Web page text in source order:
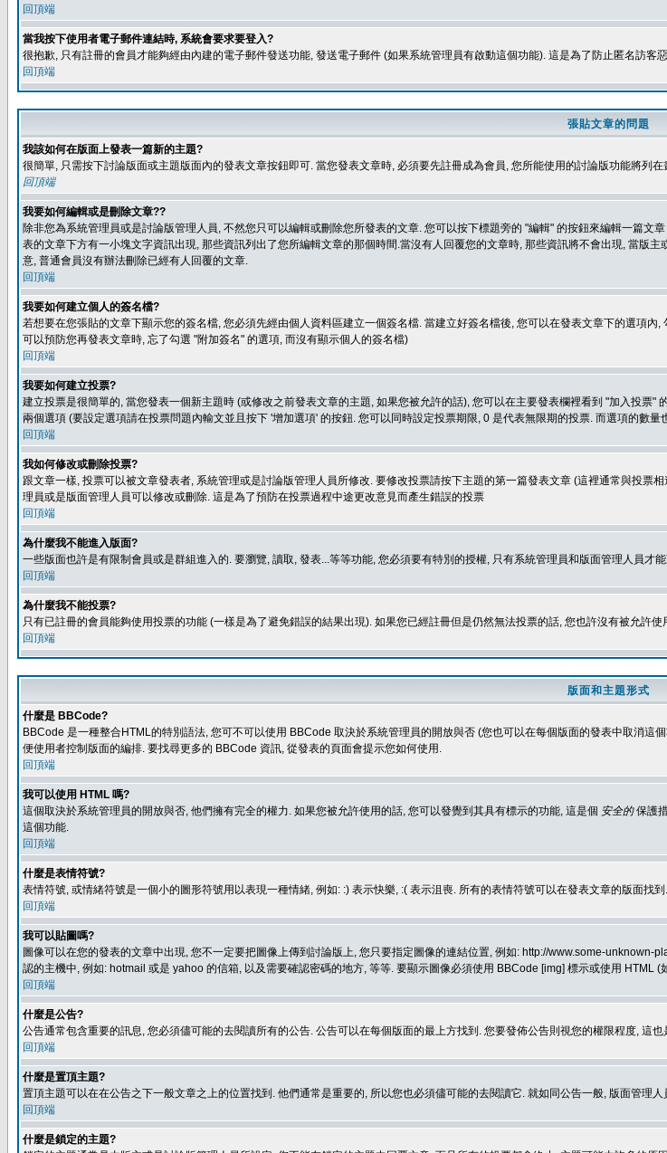
回頂端
當我按下使用者電子郵件連結時, 系統會要求要登入?
很抱歉, 只有註冊的會員才能夠經由內建的電子郵件發送功能, 發送電子郵件 (如果系統管理員有啟動這個功能). 這是為了防止匿名訪客
回頂端
張貼文章的問題
我該如何在版面上發表一篇新的主題?
很簡單, 只需按下討論版面或主題版面內的發表文章按鈕即可. 當您發表文章時, 必須要先註冊成為會員, 您所能使用的討論版功能將列在
回頂端
我要如何編輯或是刪除文章??
除非您為系統管理員或是討論版管理人員, 不然您只可以編輯或刪除您所發表的文章. 您可以按下標題旁的 "編輯" 的按鈕來編輯一篇
表的文章下方有一小塊文字資訊出現, 那些資訊列出了您所編輯文章的那個時間.當沒有人回覆您的文章時, 那些資訊將不會出現, 當版
意, 普通會員沒有辦法刪除已經有人回覆的文章.
回頂端
我要如何建立個人的簽名檔?
若想要在您張貼的文章下顯示您的簽名檔, 您必須先經由個人資料區建立一個簽名檔. 當建立好簽名檔後, 您可以在發表文章下的選項內,
可以預防您再發表文章時, 忘了勾選 "附加簽名" 的選項, 而沒有顯示個人的簽名檔)
回頂端
我要如何建立投票?
建立投票是很簡單的, 當您發表一個新主題時 (或修改之前發表文章的主題, 如果您被允許的話), 您可以在主要發表欄裡看到 "加入投
兩個選項 (要設定選項請在投票問題內輸文並且按下 '增加選項' 的按鈕. 您可以同時設定投票期限, 0 是代表無限期的投票. 而選項的數量
回頂端
我如何修改或刪除投票?
跟文章一樣, 投票可以被文章發表者, 系統管理或是討論版管理人員所修改. 要修改投票請按下主題的第一篇發表文章 (這裡通常與投
理員或是版面管理人員可以修改或刪除. 這是為了預防在投票過程中途更改意見而產生錯誤的投票
回頂端
為什麼我不能進入版面?
一些版面也許是有限制會員或是群組進入的. 要瀏覽, 讀取, 發表...等等功能, 您必須要有特別的授權, 只有系統管理員和版面管理人員才
回頂端
為什麼我不能投票?
只有已註冊的會員能夠使用投票的功能 (一樣是為了避免錯誤的結果出現). 如果您已經註冊但是仍然無法投票的話, 您也許沒有被允許使
回頂端
版面和主題形式
什麼是 BBCode?
BBCode 是一種整合HTML的特別語法, 您可不可以使用 BBCode 取決於系統管理員的開放與否 (您也可以在每個版面的發表中取消
便使用者控制版面的編排. 要找尋更多的 BBCode 資訊, 從發表的頁面會提示您如何使用.
回頂端
我可以使用 HTML 嗎?
這個取決於系統管理員的開放與否, 他們擁有完全的權力. 如果您被允許使用的話, 您可以發覺到其具有標示的功能, 這是個 安全的保護
這個功能.
回頂端
什麼是表情符號?
表情符號, 或情緒符號是一個小的圖形符號用以表現一種情緒, 例如: :) 表示快樂, :( 表示沮喪. 所有的表情符號可以在發表文章的版面
回頂端
我可以貼圖嗎?
圖像可以在您的發表的文章中出現, 您不一定要把圖像上傳到討論版上, 您只要指定圖像的連結位置, 例如: http://www.some-
認的主機中, 例如: hotmail 或是 yahoo 的信箱, 以及需要確認密碼的地方, 等等. 要顯示圖像必須使用 BBCode [img] 標示或使用 HTML (
回頂端
什麼是公告?
公告通常包含重要的訊息, 您必須儘可能的去閱讀所有的公告. 公告可以在每個版面的最上方找到. 您要發佈公告則視您的權限程度, 這
回頂端
什麼是置頂主題?
置頂主題可以在在公告之下一般文章之上的位置找到. 他們通常是重要的, 所以您也必須儘可能的去閱讀它. 就如同公告一般, 版面管理
回頂端
什麼是鎖定的主題?